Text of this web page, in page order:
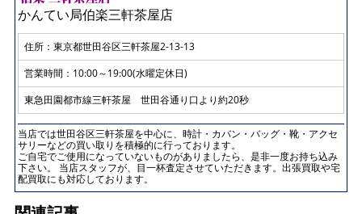
かんてい局伯楽三軒茶屋店
住所：東京都世田谷区三軒茶屋2-13-13
営業時間：10:00～19:00(水曜定休日)
東急田園都市線三軒茶屋 世田谷通り口より約20秒
当店では世田谷区三軒茶屋を中心に、時計・カバン・バッグ・靴・アクセ
サリーなどの買い取りを積極的に行っております。
ご自宅でご使用になっていないものがありましたら、是非一度お持ち込み
下さい。 当店スタッフが、目一杯査定させていただきます。出張買取や宅
配買取にも対応しております。